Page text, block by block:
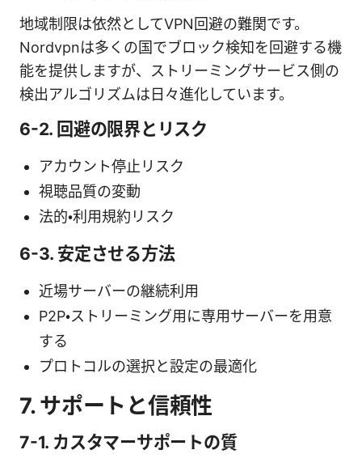
地域制限は依然としてVPN回避の難関です。
Nordvpnは多くの国でブロック検知を回避する機
能を提供しますが、ストリーミングサービス側の
検出アルゴリズムは日々進化しています。
6-2. 回避の限界とリスク
アカウント停止リスク
視聴品質の変動
法的・利用規約リスク
6-3. 安定させる方法
近場サーバーの継続利用
P2P・ストリーミング用に専用サーバーを用意
する
プロトコルの選択と設定の最適化
7. サポートと信頼性
7-1. カスタマーサポートの質